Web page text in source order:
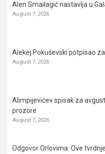
Alen Smailagić nastavlja u
August 7, 2026
Alekej Pokuševski potpisao
August 7, 2026
Alimpijevićev spisak za
prozore
August 7, 2026
Odgovor Orlovima: ​Ove